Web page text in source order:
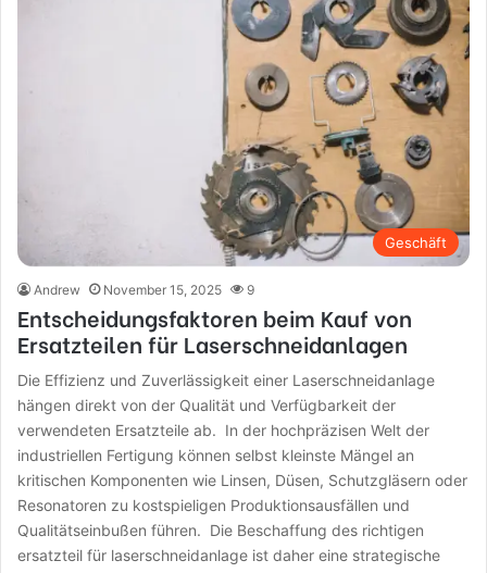
Geschäft
Andrew November 15, 2025 9
Entscheidungsfaktoren beim Kauf von
Ersatzteilen für Laserschneidanlagen
Die Effizienz und Zuverlässigkeit einer Laserschneidanlage
hängen direkt von der Qualität und Verfügbarkeit der
verwendeten Ersatzteile ab. In der hochpräzisen Welt der
industriellen Fertigung können selbst kleinste Mängel an
kritischen Komponenten wie Linsen, Düsen, Schutzgläsern oder
Resonatoren zu kostspieligen Produktionsausfällen und
Qualitätseinbußen führen. Die Beschaffung des richtigen
ersatzteil für laserschneidanlage ist daher eine strategische